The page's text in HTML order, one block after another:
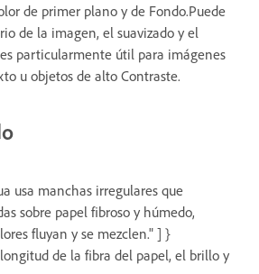
de primer plano y de Fondo.Puede
de la imagen, el suavizado y el
particularmente útil para imágenes
u objetos de alto Contraste.
usa manchas irregulares que
sobre papel fibroso y húmedo,
fluyan y se mezclen." ] }
de la fibra del papel, el brillo y